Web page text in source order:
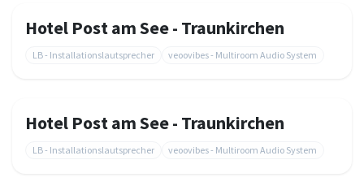
Hotel Post am See - Traunkirchen
LB - Installationslautsprecher veoovibes - Multiroom Audio System
Hotel Post am See - Traunkirchen
LB - Installationslautsprecher veoovibes - Multiroom Audio System